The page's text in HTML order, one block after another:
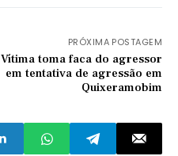
PRÓXIMA POSTAGEM
Vítima toma faca do agressor
em tentativa de agressão em
Quixeramobim